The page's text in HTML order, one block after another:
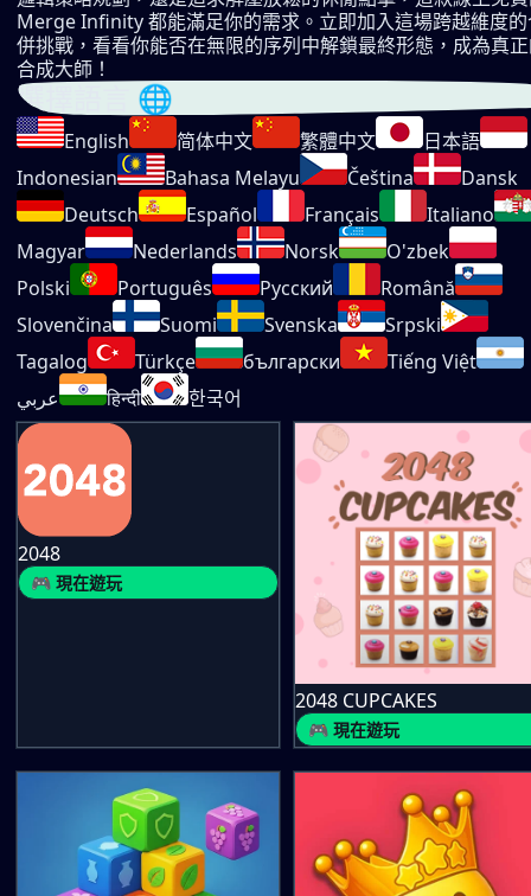
Merge Infinity 都能滿足你的需求。立即加入這場跨越維度
併挑戰，看看你能否在無限的序列中解鎖最終形態，成為真
合成大師！
選擇語言 🌐
English 简体中文 繁體中文
日本語
Indonesian
Bahasa Melayu Čeština
Dansk
Deutsch
Español Français
Italiano
Magyar
Nederlands Norsk
O'zbek
Polski
Português Русский
Română
Slovenčina
Suomi Svenska
Srpski
Tagalog
Türkçe български
Tiếng Việt
عربي
हिन्दी 한국어
2048
🎮 現在遊玩
2048 CUPCAKES
🎮 現在遊玩